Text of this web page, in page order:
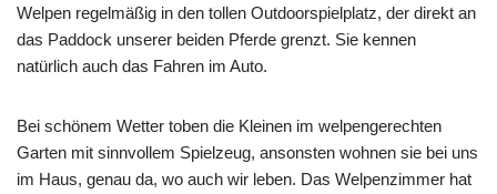
Welpen regelmäßig in den tollen Outdoorspielplatz, der direkt an
das Paddock unserer beiden Pferde grenzt. Sie kennen
natürlich auch das Fahren im Auto.
Bei schönem Wetter toben die Kleinen im welpengerechten
Garten mit sinnvollem Spielzeug, ansonsten wohnen sie bei uns
im Haus, genau da, wo auch wir leben. Das Welpenzimmer hat